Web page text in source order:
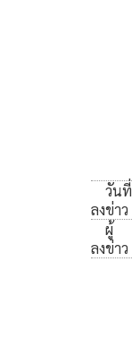
วันที่
ลงข่าว
ผู้
ลงข่าว